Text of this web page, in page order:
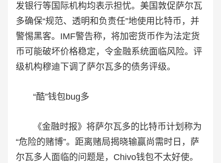
发银行等国际机构均表示担忧。美国敦促萨尔瓦
多确保“规范、透明和负责任”地使用比特币，并
警惕黑客。IMF警告称，将加密货币作为法定货
币可能破坏价格稳定，令金融系统面临风险。评
级机构穆迪下调了萨尔瓦多的债务评级。
“酷”钱包bug多
《金融时报》将萨尔瓦多的比特币计划称为
“危险的赌博”。距离赌局揭晓输赢尚需时日，萨
尔瓦多人面临的问题是，Chivo钱包不太好使。